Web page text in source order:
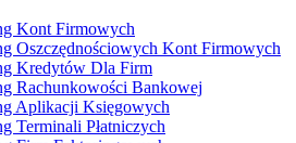
Kont Firmowych
Oszczędnościowych Kont Firmowych
Kredytów Dla Firm
Rachunkowości Bankowej
Aplikacji Księgowych
Terminali Płatniczych